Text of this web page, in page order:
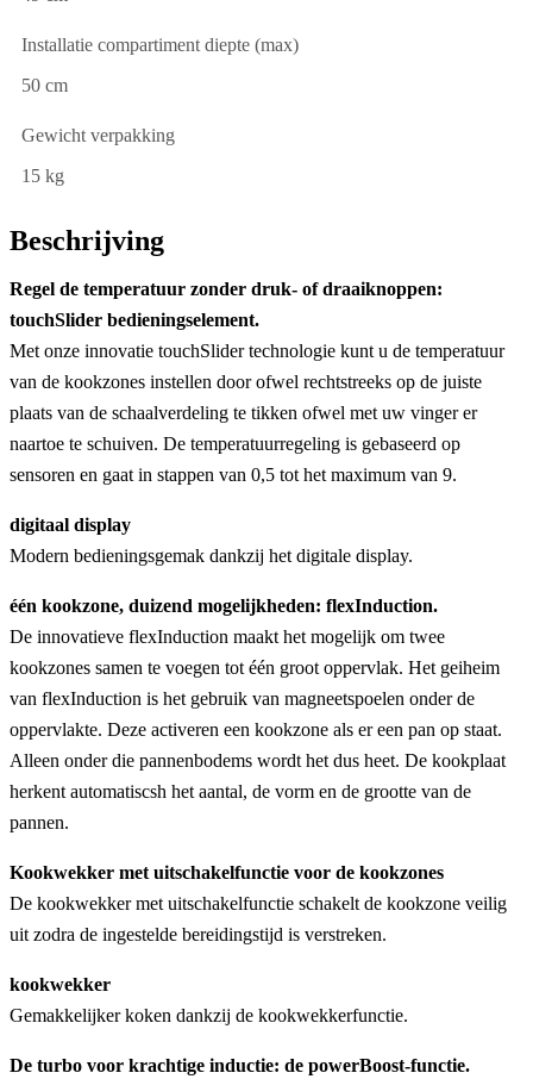
Installatie compartiment diepte (max)
50 cm
Gewicht verpakking
15 kg
Beschrijving
Regel de temperatuur zonder druk- of draaiknoppen:
touchSlider bedieningselement.
Met onze innovatie touchSlider technologie kunt u de temperatuur
van de kookzones instellen door ofwel rechtstreeks op de juiste
plaats van de schaalverdeling te tikken ofwel met uw vinger er
naartoe te schuiven. De temperatuurregeling is gebaseerd op
sensoren en gaat in stappen van 0,5 tot het maximum van 9.
digitaal display
Modern bedieningsgemak dankzij het digitale display.
één kookzone, duizend mogelijkheden: flexInduction.
De innovatieve flexInduction maakt het mogelijk om twee
kookzones samen te voegen tot één groot oppervlak. Het geiheim
van flexInduction is het gebruik van magneetspoelen onder de
oppervlakte. Deze activeren een kookzone als er een pan op staat.
Alleen onder die pannenbodems wordt het dus heet. De kookplaat
herkent automatiscsh het aantal, de vorm en de grootte van de
pannen.
Kookwekker met uitschakelfunctie voor de kookzones
De kookwekker met uitschakelfunctie schakelt de kookzone veilig
uit zodra de ingestelde bereidingstijd is verstreken.
kookwekker
Gemakkelijker koken dankzij de kookwekkerfunctie.
De turbo voor krachtige inductie: de powerBoost-functie.